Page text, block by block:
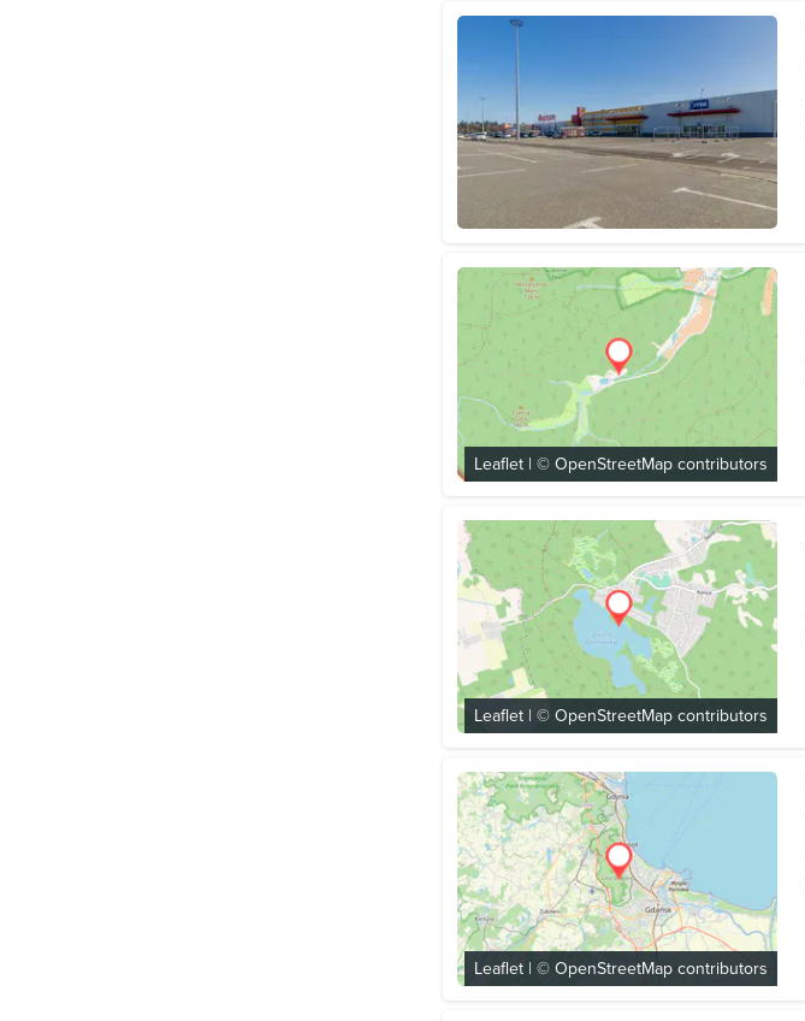
Leaflet | ©OpenStreetMap contributors
Leaflet | ©OpenStreetMap contributors
Leaflet | ©OpenStreetMap contributors